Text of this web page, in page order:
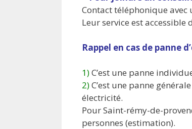
Contact téléphonique avec
Leur service est
Rappel en cas de panne
1)C’est une panne
2)C’est une panne
électricité.
Pour Saint-rémy-de-
personnes (estimation).